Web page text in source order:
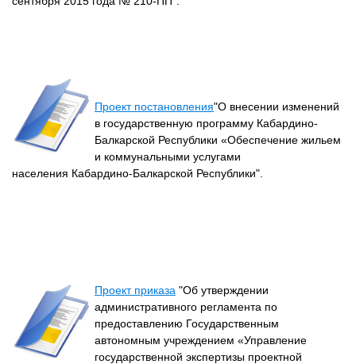
Проект постановления"О внесении изменений
в государственную программу Кабардино-
Балкарской Республики «Обеспечение жильем
и коммунальными услугами
населения Кабардино-Балкарской Республики".
Проект приказа "Об утверждении
административного регламента по
предоставлению Государственным
автономным учреждением «Управление
государственной экспертизы проектной